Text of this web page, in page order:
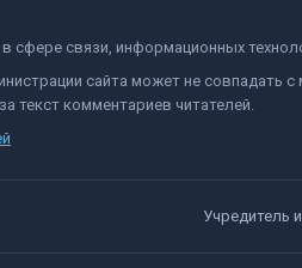
сфере связи, информационных
сайта может не совпадать
текст комментариев читателей.
Учредитель